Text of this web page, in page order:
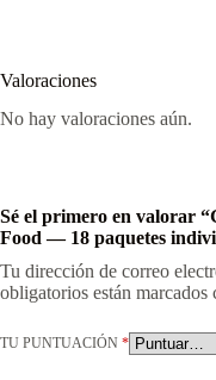
Valoraciones
No hay valoraciones aún.
Sé el primero en valorar
Food — 18 paquetes
Tu dirección de correo
obligatorios están marcados
TU PUNTUACIÓN *